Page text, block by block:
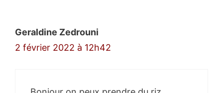
Geraldine Zedrouni
2 février 2022 à 12h42